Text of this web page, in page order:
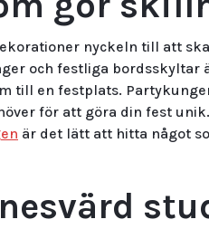
nyckeln till att
och festliga bordsskyltar
till en festplats.
för att göra din fest
är det lätt att hitta något